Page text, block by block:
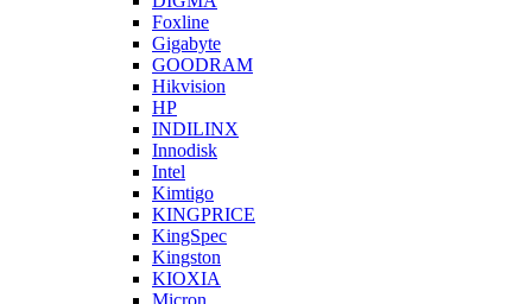
Foxline
Gigabyte
GOODRAM
Hikvision
HP
INDILINX
Innodisk
Intel
Kimtigo
KINGPRICE
KingSpec
Kingston
KIOXIA